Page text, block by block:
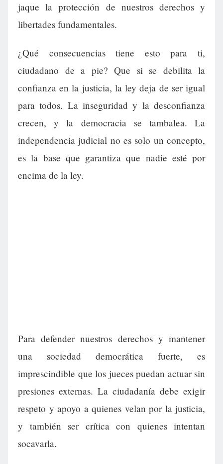
jaque la protección de nuestros derechos y
libertades fundamentales.
¿Qué consecuencias tiene esto para ti,
ciudadano de a pie? Que si se debilita la
confianza en la justicia, la ley deja de ser igual
para todos. La inseguridad y la desconfianza
crecen, y la democracia se tambalea. La
independencia judicial no es solo un concepto,
es la base que garantiza que nadie esté por
encima de la ley.
Para defender nuestros derechos y mantener
una sociedad democrática fuerte, es
imprescindible que los jueces puedan actuar sin
presiones externas. La ciudadanía debe exigir
respeto y apoyo a quienes velan por la justicia,
y también ser crítica con quienes intentan
socavarla.